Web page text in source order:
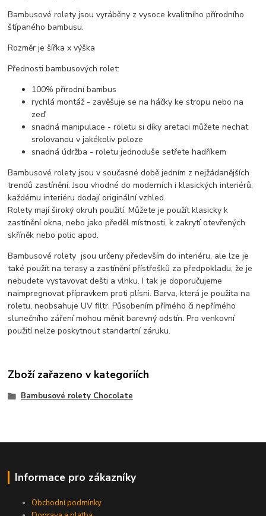
Bambusové rolety jsou vyráběny z vysoce kvalitního přírodního
štípaného bambusu.
Rozměr je šířka x výška
Přednosti bambusových rolet:
100% přírodní bambus
rychlá montáž - zavěšuje se na háčky ke stropu nebo na
zeď
snadná manipulace - roletu si díky aretaci můžete nechat
srolovanou v jakékoliv poloze
snadná údržba - roletu jednoduše setřete hadříkem
Bambusové rolety jsou v současné době jedním z nejžádanějších
trendů zastínění. Jsou vhodné do moderních i klasických interiérů,
každému interiéru dodají originální vzhled.
Rolety mají široký okruh použití. Můžete je použít klasicky k
zastínění okna, nebo jako předěl místnosti, k zakrytí otevřených
skříněk nebo polic apod.
Bambusové rolety jsou určeny především do interiéru, ale lze je
také použít na terasy a zastínění přístřešků za předpokladu, že je
nebudete vystavovat dešti a vlhku. I tak je doporučujeme
naimpregnovat přípravkem proti plísni. Barva, která je použita na
roletu, neobsahuje UV filtr. Působením přímého či nepřímého
slunečního záření mohou měnit barevný odstín. Pro venkovní
použití nelze poskytnout standartní záruku.
Zboží zařazeno v kategoriích
Bambusové rolety Chocolate
Informace pro zákazníky
Obchodní podmínky